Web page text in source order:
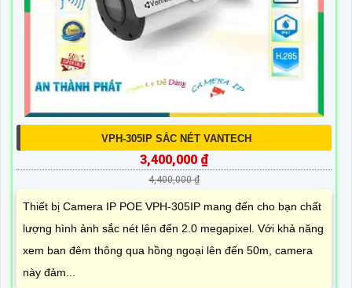
VPH-305IP SẮC NÉT VANTECH
3,400,000 ₫
4,400,000 ₫
Thiết bị Camera IP POE VPH-305IP mang đến cho bạn chất
lượng hình ảnh sắc nét lên đến 2.0 megapixel. Với khả năng
xem ban đêm thông qua hồng ngoại lên đến 50m, camera
này đảm...